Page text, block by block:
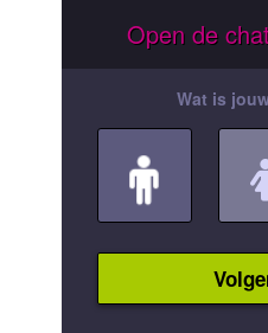
Open de
Wat is